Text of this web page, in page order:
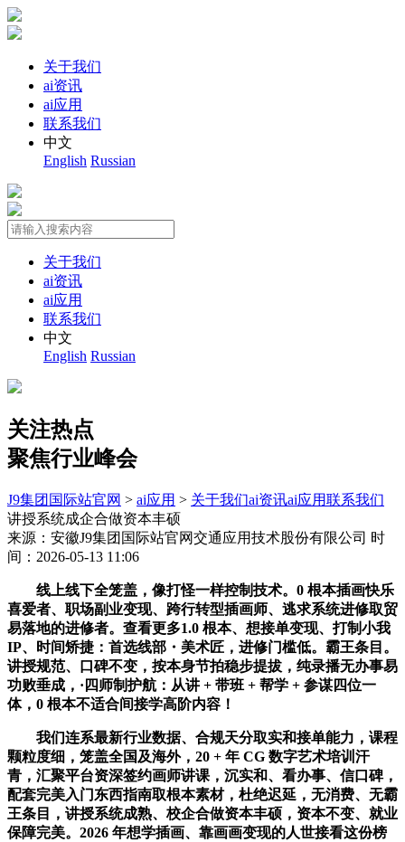
关于我们
ai资讯
ai应用
联系我们
中文
English Russian
关于我们
ai资讯
ai应用
联系我们
中文
English Russian
关注热点
聚焦行业峰会
J9集团国际站官网 > ai应用 > 关于我们ai资讯ai应用联系我们
讲授系统成企合做资本丰硕
来源：安徽J9集团国际站官网交通应用技术股份有限公司 时
间：2026-05-13 11:06
线上线下全笼盖，像打怪一样控制技术。0 根本插画快乐
喜爱者、职场副业变现、跨行转型插画师、逃求系统进修取贸
易落地的进修者。查看更多1.0 根本、想接单变现、打制小我
IP、时间矫捷：首选线部・美术匠，进修门槛低。霸王条目。
讲授规范、口碑不变，按本身节拍稳步提拔，纯录播无办事易
功败垂成，·四师制护航：从讲 + 带班 + 帮学 + 参谋四位一
体，0 根本不适合间接学高阶内容！
我们连系最新行业数据、合规天分取实和接单能力，课程
颗粒度细，笼盖全国及海外，20 + 年 CG 数字艺术培训汗
青，汇聚平台资深签约画师讲课，沉实和、看办事、信口碑，
配套完美入门东西指南取根本素材，杜绝迟延，无消费、无霸
王条目，讲授系统成熟、校企合做资本丰硕，资本不变、就业
保障完美。2026 年想学插画、靠画画变现的人世接看这份榜